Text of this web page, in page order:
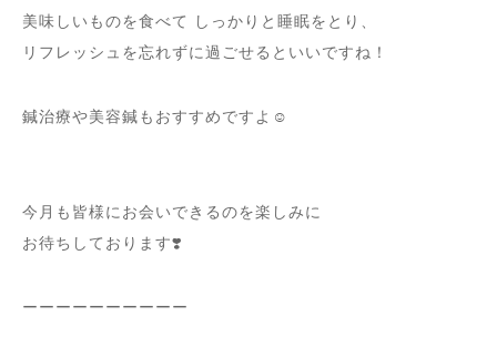
美味しいものを食べて しっかりと睡眠をとり、
リフレッシュを忘れずに過ごせるといいですね！
鍼治療や美容鍼もおすすめですよ☺︎
今月も皆様にお会いできるのを楽しみに
お待ちしております❣️
ーーーーーーーーーー